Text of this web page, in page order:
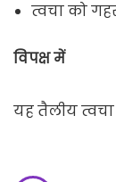
त्वचा को
विपक्ष में
यह तैलीय